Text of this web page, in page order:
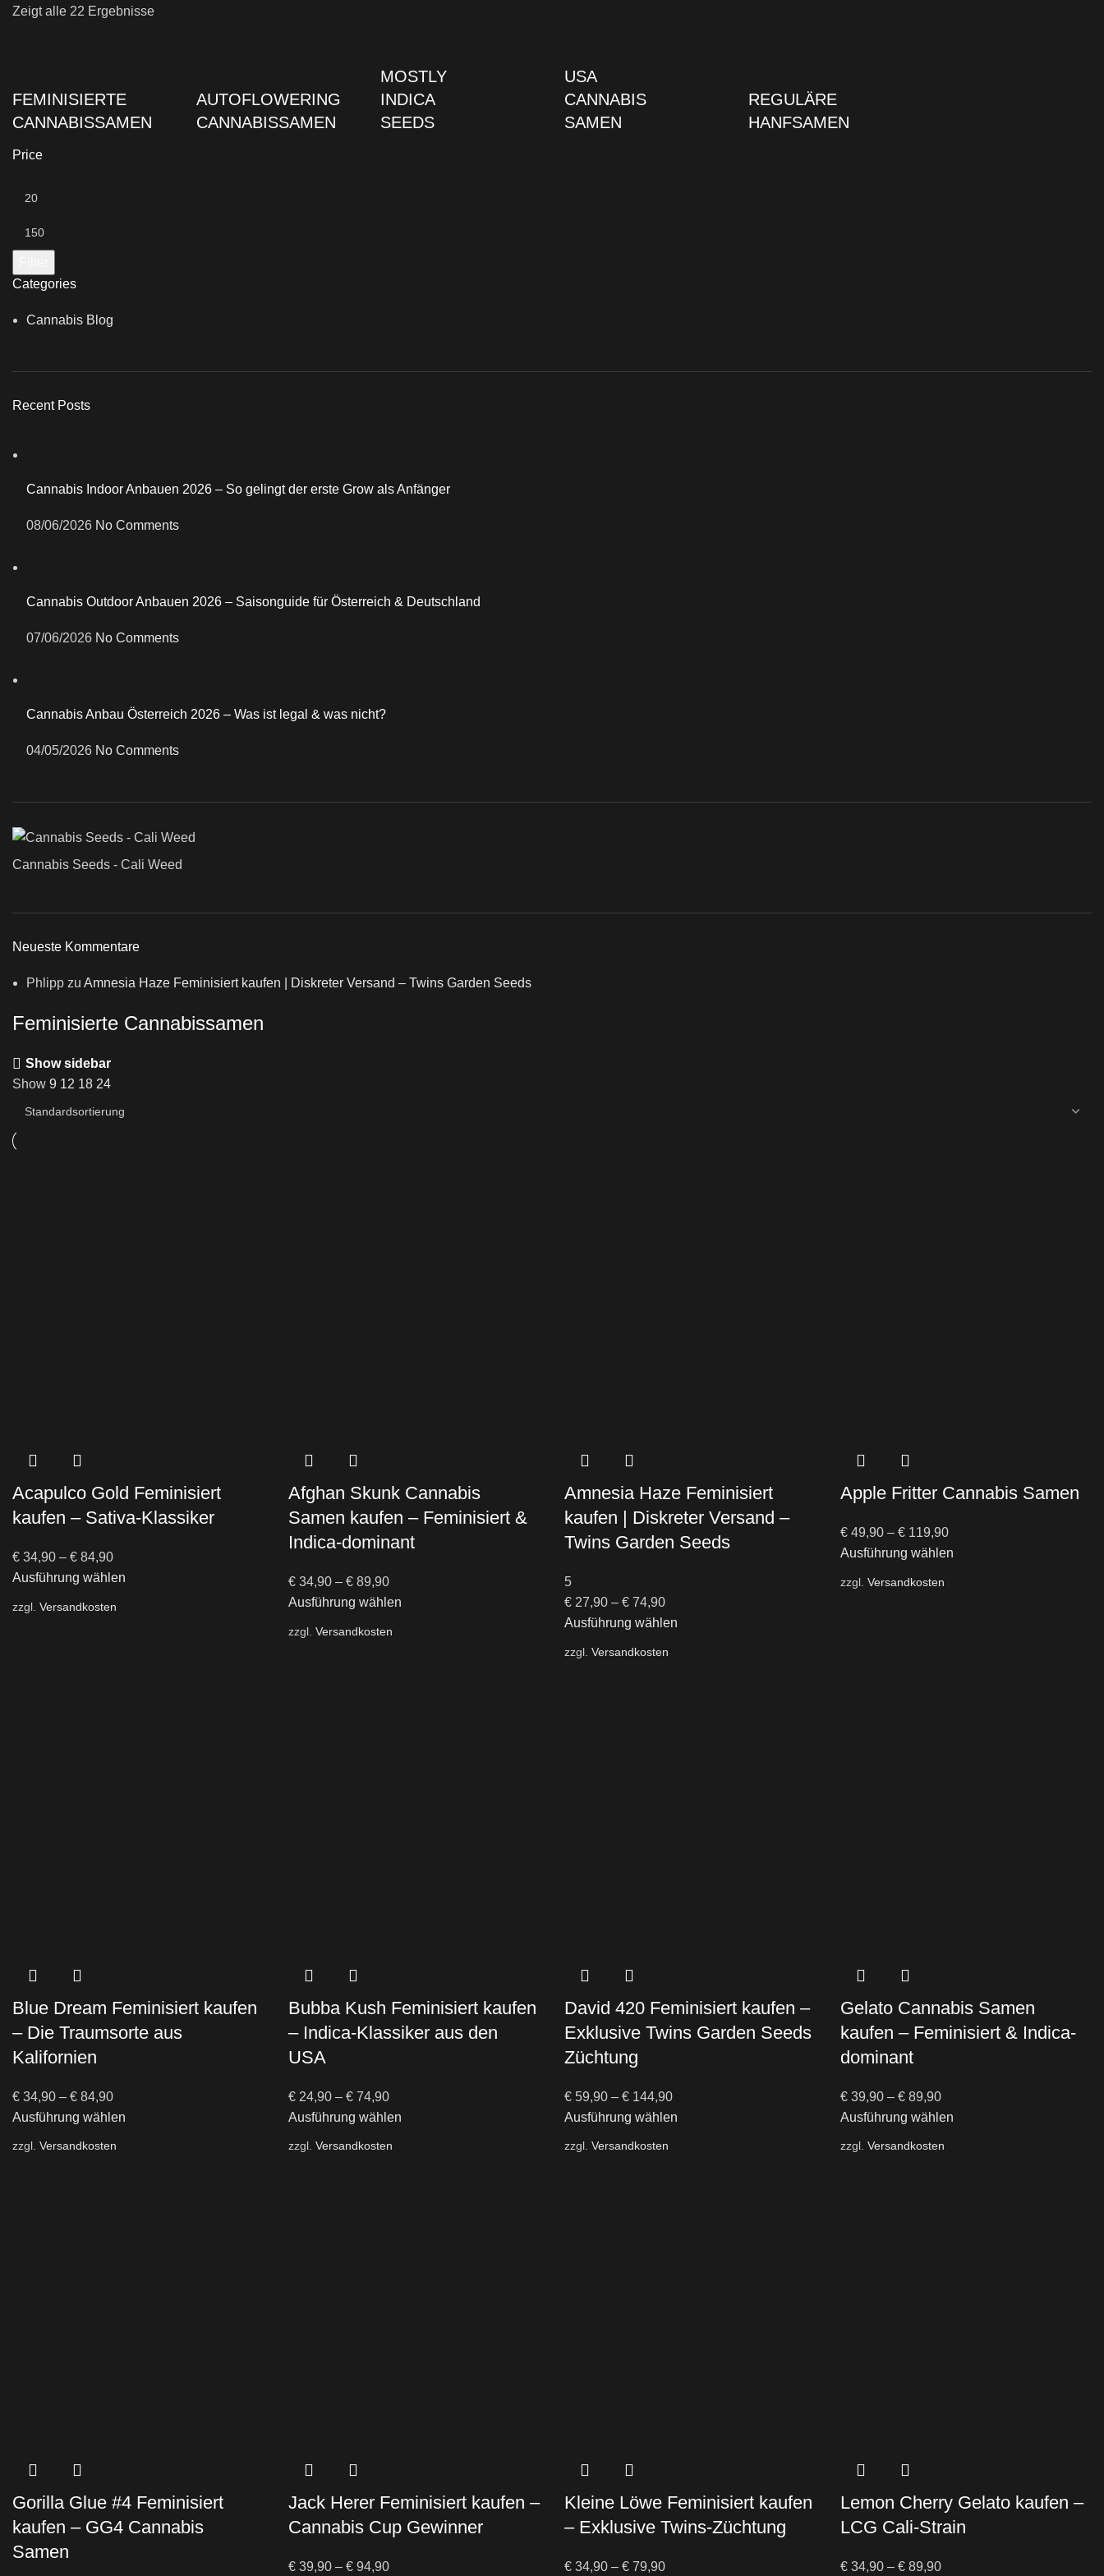
Zeigt alle 22 Ergebnisse
FEMINISIERTE
CANNABISSAMEN
AUTOFLOWERING
CANNABISSAMEN
MOSTLY
INDICA
SEEDS
USA
CANNABIS
SAMEN
REGULÄRE
HANFSAMEN
Price
Categories
Cannabis Blog
Recent Posts
Cannabis Indoor Anbauen 2026 – So gelingt der erste Grow als Anfänger
08/06/2026 No Comments
Cannabis Outdoor Anbauen 2026 – Saisonguide für Österreich & Deutschland
07/06/2026 No Comments
Cannabis Anbau Österreich 2026 – Was ist legal & was nicht?
04/05/2026 No Comments
Cannabis Seeds - Cali Weed
Neueste Kommentare
Phlipp zu Amnesia Haze Feminisiert kaufen | Diskreter Versand – Twins Garden Seeds
Feminisierte Cannabissamen
Show sidebar
Show 9 12 18 24
Acapulco Gold Feminisiert
kaufen – Sativa-Klassiker
€ 34,90 – € 84,90
Ausführung wählen
zzgl. Versandkosten
Afghan Skunk Cannabis
Samen kaufen – Feminisiert &
Indica-dominant
€ 34,90 – € 89,90
Ausführung wählen
zzgl. Versandkosten
Amnesia Haze Feminisiert
kaufen | Diskreter Versand –
Twins Garden Seeds
5
€ 27,90 – € 74,90
Ausführung wählen
zzgl. Versandkosten
Apple Fritter Cannabis Samen
€ 49,90 – € 119,90
Ausführung wählen
zzgl. Versandkosten
Blue Dream Feminisiert kaufen
– Die Traumsorte aus
Kalifornien
€ 34,90 – € 84,90
Ausführung wählen
zzgl. Versandkosten
Bubba Kush Feminisiert kaufen
– Indica-Klassiker aus den
USA
€ 24,90 – € 74,90
Ausführung wählen
zzgl. Versandkosten
David 420 Feminisiert kaufen –
Exklusive Twins Garden Seeds
Züchtung
€ 59,90 – € 144,90
Ausführung wählen
zzgl. Versandkosten
Gelato Cannabis Samen
kaufen – Feminisiert & Indica-
dominant
€ 39,90 – € 89,90
Ausführung wählen
zzgl. Versandkosten
Gorilla Glue #4 Feminisiert
kaufen – GG4 Cannabis
Samen
Jack Herer Feminisiert kaufen –
Cannabis Cup Gewinner
€ 39,90 – € 94,90
Kleine Löwe Feminisiert kaufen
– Exklusive Twins-Züchtung
€ 34,90 – € 79,90
Lemon Cherry Gelato kaufen –
LCG Cali-Strain
€ 34,90 – € 89,90